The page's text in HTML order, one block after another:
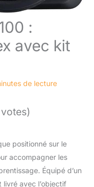
:
avec kit
de lecture
positionné sur le
accompagner les
Équipé d’un
avec l’objectif